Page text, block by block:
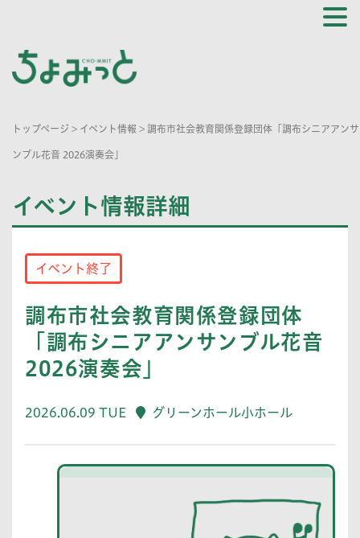
トップページ > イベント情報 > 調布市社会教育関係登録団体「調布シニアアンサ
ンブル花音 2026演奏会」
イベント情報詳細
イベント終了
調布市社会教育関係登録団体
「調布シニアアンサンブル花音
2026演奏会」
2026.06.09 TUE グリーンホール小ホール